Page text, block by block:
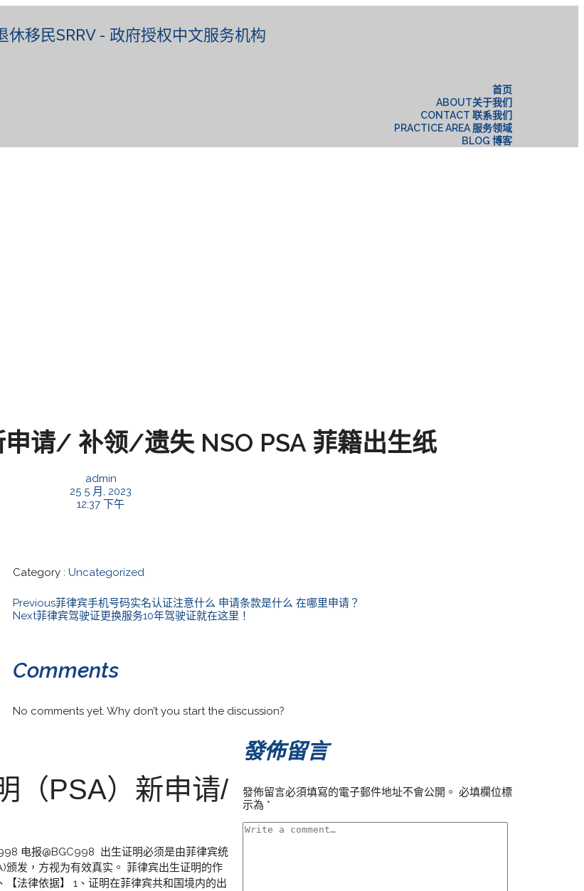
休移民SRRV - 政府授权中文服务机构
首页
ABOUT关于我们
CONTACT 联系我们
PRACTICE AREA 服务领域
BLOG 博客
请/ 补领/遗失 NSO PSA 菲籍出生纸
admin
25 5 月, 2023
12:37 下午
（PSA）新申请/
电报@BGC998 出生证明必须是由菲律宾统
发，方视为有效真实。 菲律宾出生证明的作
法律依据】 1、证明在菲律宾共和国境内的出
Category : Uncategorized
Previous菲律宾手机号码实名认证注意什么 申请条款是什么 在哪里申请？
Next菲律宾驾驶证更换服务10年驾驶证就在这里！
Comments
No comments yet. Why don’t you start the discussion?
發佈留言
發佈留言必須填寫的電子郵件地址不會公開。 必填欄位標
示為 *